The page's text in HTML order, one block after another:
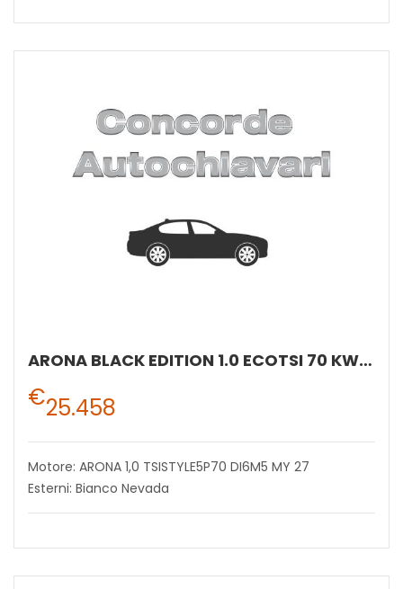
ARONA BLACK EDITION 1.0 ECOTSI 70 KW (95 CV) BENZINA MANUALE 5 MARCE 2WD
€25.458
Motore: ARONA 1,0 TSISTYLE5P70 DI6M5 MY 27
Esterni: Bianco Nevada